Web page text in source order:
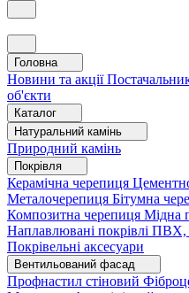
Головна
Новини та акції
об'єкти
Каталог
Натуральний камінь
Природний камінь
Покрівля
Керамічна черепиця
Металочерепиця Бітумна
Композитна черепиця Мідна
Наплавлювані покрівлі ПВХ,
Покрівельні аксесуари
Вентильований фасад
Профнастил стіновий